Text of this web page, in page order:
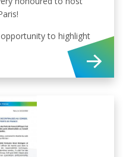
to highlight
and to strengthen